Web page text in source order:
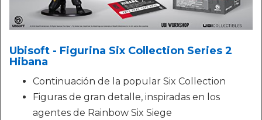
Ubisoft - Figurina Six Collection Series 2
Hibana
Continuación de la popular Six Collection
Figuras de gran detalle, inspiradas en los
agentes de Rainbow Six Siege